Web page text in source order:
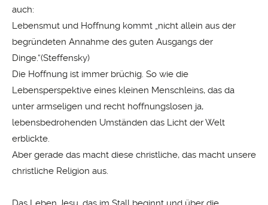
auch:
Lebensmut und Hoffnung kommt „nicht allein aus der
begründeten Annahme des guten Ausgangs der
Dinge.“(Steffensky)
Die Hoffnung ist immer brüchig. So wie die
Lebensperspektive eines kleinen Menschleins, das da
unter armseligen und recht hoffnungslosen ja,
lebensbedrohenden Umständen das Licht der Welt
erblickte.
Aber gerade das macht diese christliche, das macht unsere
christliche Religion aus.